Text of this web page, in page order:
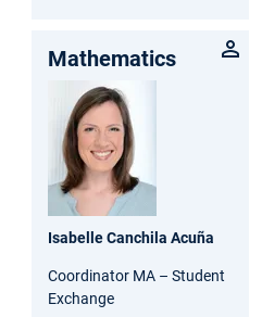
Mathematics
Isabelle Canchila Acuña
Coordinator MA – Student
Exchange